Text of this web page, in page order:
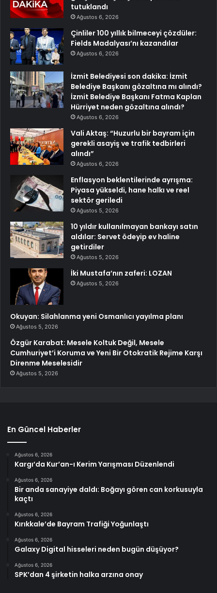
tutuklandı
Ağustos 6, 2026
Çinliler 100 yıllık bilmeceyi çözdüler:
Fields Madalyası’nı kazandılar
Ağustos 6, 2026
İzmit Belediyesi son dakika: İzmit
Belediye Başkanı gözaltına mı alındı?
İzmit Belediye Başkanı Fatma Kaplan
Hürriyet neden gözaltına alındı?
Ağustos 6, 2026
Vali Aktaş: “Huzurlu bir bayram için
gerekli asayiş ve trafik tedbirleri
alındı”
Ağustos 6, 2026
Enflasyon beklentilerinde ayrışma:
Piyasa yükseldi, hane halkı ve reel
sektör geriledi
Ağustos 5, 2026
10 yıldır kullanılmayan bankayı satın
aldılar: Servet ödeyip ev haline
getirdiler
Ağustos 5, 2026
İki Mustafa’nın zaferi: LOZAN
Ağustos 5, 2026
Okuyan: Silahlanma yeni Osmanlıcı yayılma planı
Ağustos 5, 2026
Özgür Karabat: Mesele Koltuk Değil, Mesele
Cumhuriyet’i Koruma ve Yeni Bir Otokratik Rejime Karşı
Direnme Meselesidir
Ağustos 5, 2026
En Güncel Haberler
Ağustos 6, 2026
Kargı’da Kur’an-ı Kerim Yarışması Düzenlendi
Ağustos 6, 2026
Bir anda sanayiye daldı: Boğayı gören can korkusuyla
kaçtı
Ağustos 6, 2026
Kırıkkale’de Bayram Trafiği Yoğunlaştı
Ağustos 6, 2026
Galaxy Digital hisseleri neden bugün düşüyor?
Ağustos 6, 2026
SPK’dan 4 şirketin halka arzına onay